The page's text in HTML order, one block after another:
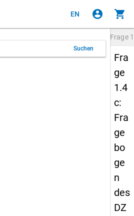
EN account_circle shopping_cart
Suchen
Frage
Fra
ge
1.4
c:
Fra
ge
bo
ge
n
des
DZ